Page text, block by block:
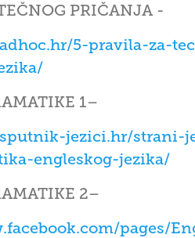
PRIČANJA -
5-pravila-za-
1–
jezici.hr/strani-
engleskog-jezika/
2–
pages/